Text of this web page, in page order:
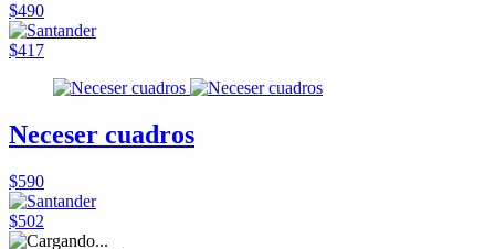
$490
$417
Neceser cuadros
$590
$502